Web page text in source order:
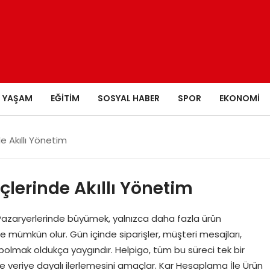
YAŞAM EĞITIM SOSYAL HABER SPOR EKONOMI
Yönetim
Akıllı Yönetim
büyümek, yalnızca daha fazla ürün
olur. Gün içinde siparişler, müşteri mesajları,
oldukça yaygındır. Helpigo, tüm bu süreci tek bir
veriye dayalı ilerlemesini amaçlar. Kar Hesaplama İle Ürün